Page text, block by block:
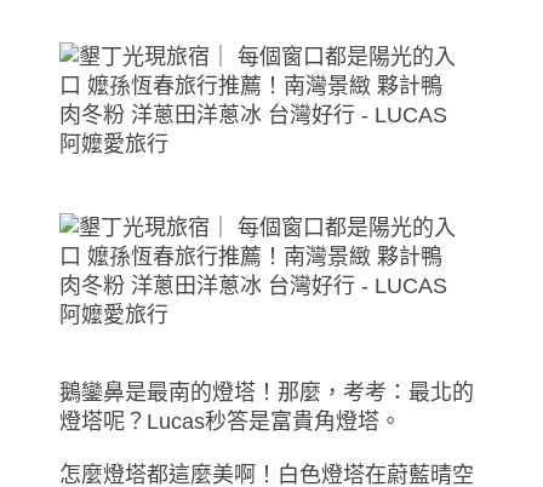
鵝鑾鼻是最南的燈塔！那麼，考考：最北的
燈塔呢？Lucas秒答是富貴角燈塔。
怎麼燈塔都這麼美啊！白色燈塔在蔚藍晴空